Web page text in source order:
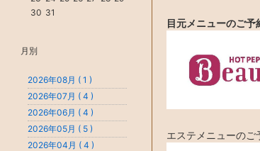
目元メニューのご
エステメニューの
30 31
月別
2026年08月 ( 1 )
2026年07月 ( 4 )
2026年06月 ( 4 )
2026年05月 ( 5 )
2026年04月 ( 4 )